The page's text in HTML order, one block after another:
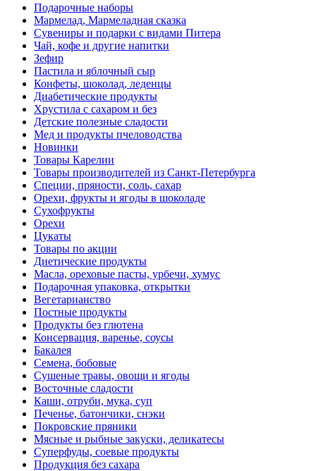
Подарочные наборы
Мармелад, Мармеладная сказка
Сувениры и подарки с видами Питера
Чай, кофе и другие напитки
Зефир
Пастила и яблочный сыр
Конфеты, шоколад, леденцы
Диабетические продукты
Хрустила с сахаром и без
Детские полезные сладости
Мед и продукты пчеловодства
Новинки
Товары Карелии
Товары производителей из Санкт-Петербурга
Специи, пряности, соль, сахар
Орехи, фрукты и ягоды в шоколаде
Сухофрукты
Орехи
Цукаты
Товары по акции
Диетические продукты
Масла, ореховые пасты, урбечи, хумус
Подарочная упаковка, открытки
Вегетарианство
Постные продукты
Продукты без глютена
Консервация, варенье, соусы
Бакалея
Семена, бобовые
Сушеные травы, овощи и ягоды
Восточные сладости
Каши, отруби, мука, суп
Печенье, батончики, снэки
Покровские пряники
Мясные и рыбные закуски, деликатесы
Суперфуды, соевые продукты
Продукция без сахара